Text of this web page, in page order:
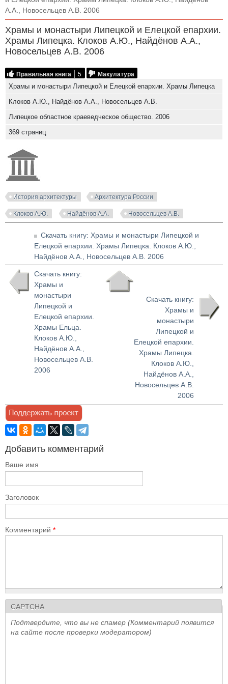
А.А., Новосельцев А.В. 2006
Храмы и монастыри Липецкой и Елецкой епархии.
Храмы Липецка. Клоков А.Ю., Найдёнов А.А.,
Новосельцев А.В. 2006
Правильная книга 5 Макулатура
Храмы и монастыри Липецкой и Елецкой епархии. Храмы Липецка
Клоков А.Ю., Найдёнов А.А., Новосельцев А.В.
Липецкое областное краеведческое общество. 2006
369 страниц
История архитектуры Архитектура России
Клоков А.Ю. Найдёнов А.А. Новосельцев А.В.
Скачать книгу: Храмы и монастыри Липецкой и
Елецкой епархии. Храмы Липецка. Клоков А.Ю.,
Найдёнов А.А., Новосельцев А.В. 2006
Скачать книгу:
Храмы и
монастыри
Липецкой и
Елецкой епархии.
Храмы Ельца.
Клоков А.Ю.,
Найдёнов А.А.,
Новосельцев А.В.
2006
Скачать книгу:
Храмы и
монастыри
Липецкой и
Елецкой епархии.
Храмы Липецка.
Клоков А.Ю.,
Найдёнов А.А.,
Новосельцев А.В.
2006
Добавить комментарий
Ваше имя
Заголовок
Комментарий *
CAPTCHA
Подтвердите, что вы не спамер (Комментарий появится
на сайте после проверки модератором)